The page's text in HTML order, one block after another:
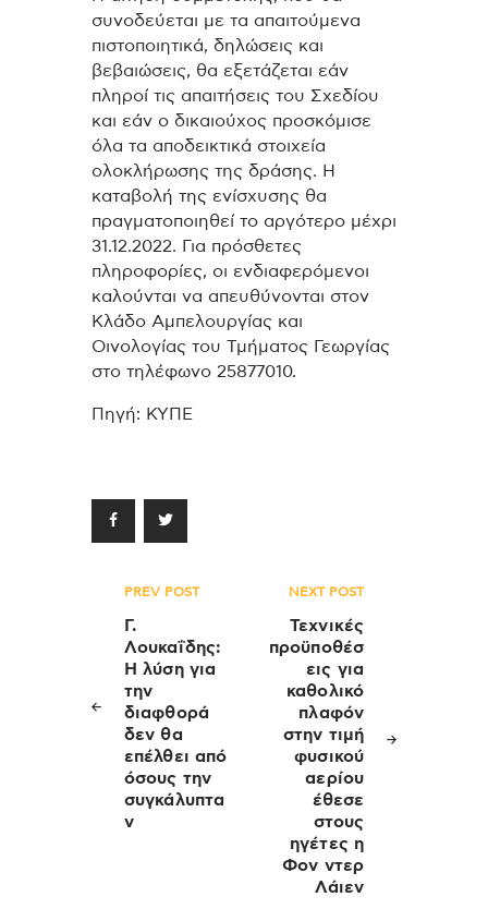
συνοδεύεται με τα απαιτούμενα
πιστοποιητικά, δηλώσεις και
βεβαιώσεις, θα εξετάζεται εάν
πληροί τις απαιτήσεις του Σχεδίου
και εάν ο δικαιούχος προσκόμισε
όλα τα αποδεικτικά στοιχεία
ολοκλήρωσης της δράσης. Η
καταβολή της ενίσχυσης θα
πραγματοποιηθεί το αργότερο μέχρι
31.12.2022. Για πρόσθετες
πληροφορίες, οι ενδιαφερόμενοι
καλούνται να απευθύνονται στον
Κλάδο Αμπελουργίας και
Οινολογίας του Τμήματος Γεωργίας
στο τηλέφωνο 25877010.
Πηγή: ΚΥΠΕ
Πλοήγηση
άρθρων
PREV POST
Γ.
Λουκαΐδης:
Η λύση για
την
διαφθορά
δεν θα
επέλθει από
όσους την
συγκάλυπτα
ν
NEXT POST
Τεχνικές
προϋποθέσ
εις για
καθολικό
πλαφόν
στην τιμή
φυσικού
αερίου
έθεσε
στους
ηγέτες η
Φον ντερ
Λάιεν